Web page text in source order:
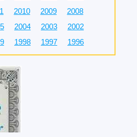
2010 2009
2008
2004 2003
2002
1998 1997 1996